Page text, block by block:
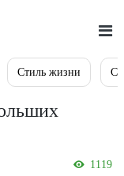
Стиль жизни
1119